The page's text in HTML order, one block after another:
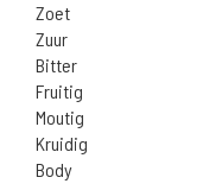
Zoet
Zuur
Bitter
Fruitig
Moutig
Kruidig
Body